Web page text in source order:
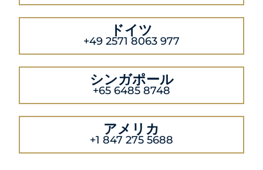
ドイツ
+49 2571 8063 977
シンガポール
+65 6485 8748
アメリカ
+1 847 275 5688